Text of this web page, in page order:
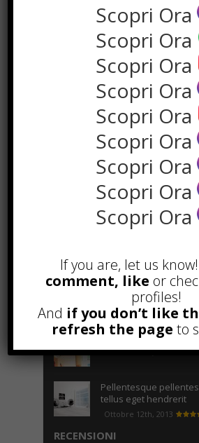
POPOLARI
A&R nel Business
quello che c’è da
Agosto 27th, 2017
Noleggio a breve e
Come realizzare un
Gennaio 9th, 2018
Curabitur malesuada
Ottobre 12th, 2013
Pellentesque
tellus eget hendrerit
Ottobre 12th, 2013
RECENSIONI
Scopri Ora
Scopri Ora
Scopri Ora
Scopri Ora
Scopri Ora
Scopri Ora
Scopri Ora
Scopri Ora
Scopri Ora
If you are, let us know!
comment, like or
profiles!
And if you don’t like
refresh the page to